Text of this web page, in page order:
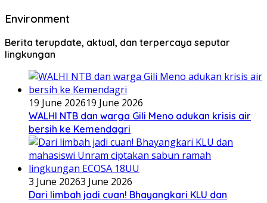
Environment
Berita terupdate, aktual, dan terpercaya seputar
lingkungan
19 June 202619 June 2026
WALHI NTB dan warga Gili Meno adukan krisis air
bersih ke Kemendagri
3 June 20263 June 2026
Dari limbah jadi cuan! Bhayangkari KLU dan